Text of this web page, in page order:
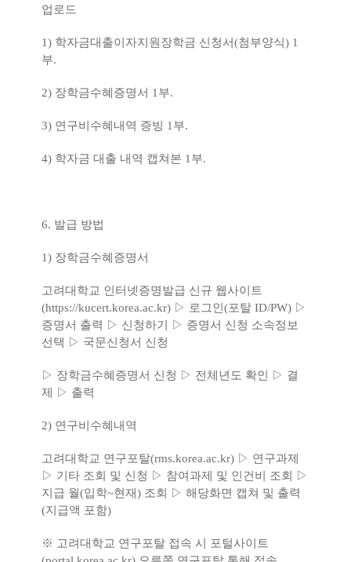
업로드
1) 학자금대출이자지원장학금 신청서(첨부양식) 1
부.
2) 장학금수혜증명서 1부.
3) 연구비수혜내역 증빙 1부.
4) 학자금 대출 내역 캡쳐본 1부.
6. 발급 방법
1) 장학금수혜증명서
고려대학교 인터넷증명발급 신규 웹사이트
(https://kucert.korea.ac.kr) ▷ 로그인(포탈 ID/PW) ▷
증명서 출력 ▷ 신청하기 ▷ 증명서 신청 소속정보
선택 ▷ 국문신청서 신청
▷ 장학금수혜증명서 신청 ▷ 전체년도 확인 ▷ 결
제
▷ 출력
2) 연구비수혜내역
고려대학교 연구포탈(rms.korea.ac.kr) ▷ 연구과제
▷ 기타 조회 및 신청 ▷ 참여과제 및 인건비 조회
▷
지급 월(입학~현재) 조회 ▷ 해당화면 캡쳐 및 출력
(지급액 포함)
※ 고려대학교 연구포탈 접속 시 포털사이트